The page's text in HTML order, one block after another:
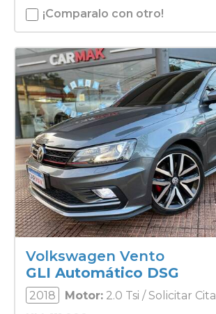
¡Comparalo con otro!
Volkswagen Vento
GLI Automático DSG
2018 Motor: 2.0 Tsi / Solicitar Cita